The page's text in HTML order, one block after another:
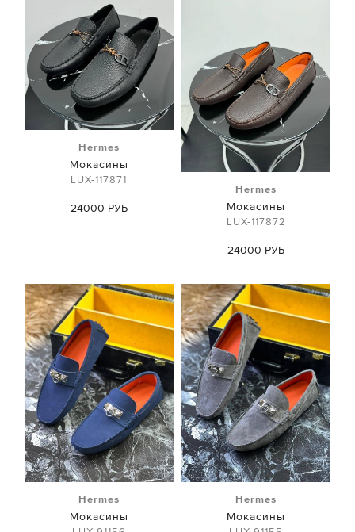
Hermes
Мокасины
LUX-117871
24000 РУБ
Hermes
Мокасины
LUX-117872
24000 РУБ
Hermes
Мокасины
Hermes
Мокасины